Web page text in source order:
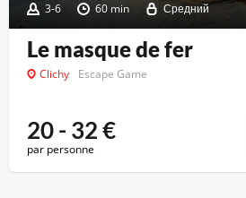
3-6 60 min Средний
Le masque de fer
Clichy Escape Game
20 - 32€
par personne